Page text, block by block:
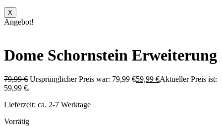
X
Angebot!
Dome Schornstein Erweiterung
79,99€ Ursprünglicher Preis war: 79,99 €59,99 €Aktueller Preis ist:
59,99 €.
Lieferzeit: ca. 2-7 Werktage
Vorrätig